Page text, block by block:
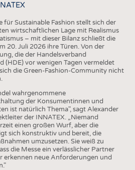
für Sustainable Fashion stellt sich der
wirtschaftlichen Lage mit Realismus
– mit dieser Bilanz schließt die
20. Juli 2026 ihre Türen. Von der
die der Handelsverband
(HDE) vor wenigen Tagen vermeldet
die Green-Fashion-Community nicht
wahrgenommene
der Konsumentinnen und
ist natürlich Thema", sagt Alexander
der INNATEX. „Niemand
einen großen Wurf, aber die
sich konstruktiv und bereit, die
umzusetzen. Sie weiß zu
die Messe ein verlässlicher Partner
erkennen neue Anforderungen und